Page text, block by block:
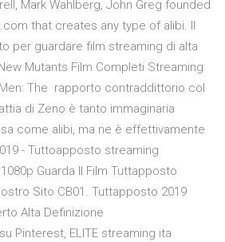
Mark Wahlberg, John Greg founded
that creates any type of alibi. Il
per guardare film streaming di alta
Mutants Film Completi Streaming
The rapporto contraddittorio col
di Zeno è tanto immaginaria
come alibi, ma ne è effettivamente
- Tuttoapposto streaming
Guarda Il Film Tuttapposto
Sito CB01. Tuttapposto 2019
Alta Definizione
Pinterest, ELITE streaming ita